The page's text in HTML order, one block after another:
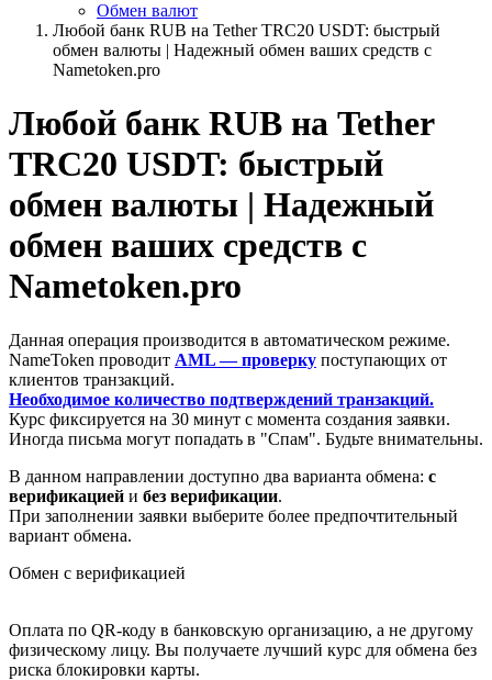
Обмен валют
Любой банк RUB на Tether TRC20 USDT: быстрый
обмен валюты | Надежный обмен ваших средств с
Nametoken.pro
Любой банк RUB на Tether
TRC20 USDT: быстрый
обмен валюты | Надежный
обмен ваших средств с
Nametoken.pro
Данная операция производится в автоматическом режиме.
NameToken проводит AML — проверку поступающих от
клиентов транзакций.
Необходимое количество подтверждений транзакций.
Курс фиксируется на 30 минут с момента создания заявки.
Иногда письма могут попадать в "Спам". Будьте внимательны.
В данном направлении доступно два варианта обмена: с
верификацией и без верификации.
При заполнении заявки выберите более предпочтительный
вариант обмена.
Обмен с верификацией
Оплата по QR-коду в банковскую организацию, а не другому
физическому лицу. Вы получаете лучший курс для обмена без
риска блокировки карты.